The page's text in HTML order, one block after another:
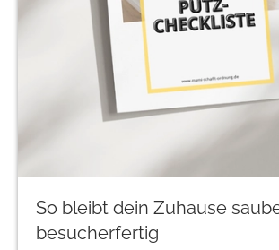
So bleibt dein Zuhause
besucherfertig